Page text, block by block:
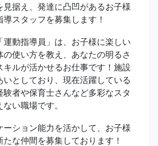
据え、発達に凸凹があるお子様
スタッフを募集します！
動指導員」は、お子様に楽しい
使い方を教え、あなたの明るさ
ルが活かせるお仕事です！施設
としており、現在活躍している
験者や保育士さんなど多彩なスタ
い職場です。
ション能力を活かして、お子様
な仲間を募集しております！